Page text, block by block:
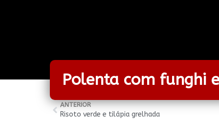
Polenta com funghi
ANTERIOR
Risoto verde e tilápia grelhada